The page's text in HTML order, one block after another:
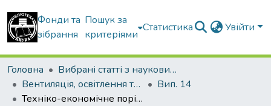
Фонди та
зібрання
Пошук за
критеріями
Статистика Увійти
Головна
Вибрані статті з наукових збірників КНУБА
Вентиляція, освітлення та теплогазопостачання
Вип. 14
Техніко-економічне порівннн-ня систем газопостачання населених пунктів